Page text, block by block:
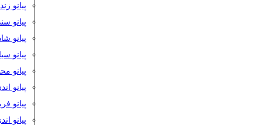
پیانو
پیانو
پیانو
پیانو
پیانو
پیانو
پیانو
پیانو